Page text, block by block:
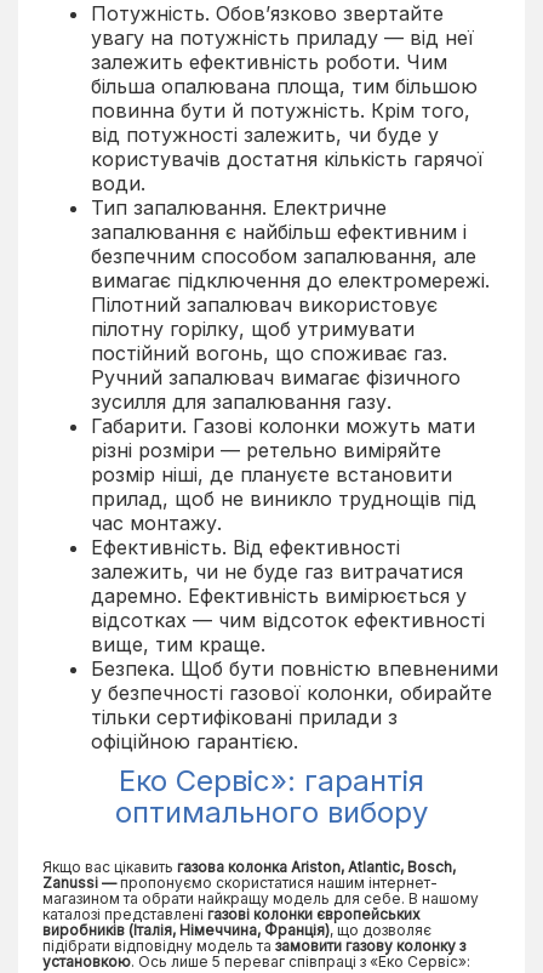
Потужність. Обов’язково звертайте
увагу на потужність приладу — від неї
залежить ефективність роботи. Чим
більша опалювана площа, тим більшою
повинна бути й потужність. Крім того,
від потужності залежить, чи буде у
користувачів достатня кількість гарячої
води.
Тип запалювання. Електричне
запалювання є найбільш ефективним і
безпечним способом запалювання, але
вимагає підключення до електромережі.
Пілотний запалювач використовує
пілотну горілку, щоб утримувати
постійний вогонь, що споживає газ.
Ручний запалювач вимагає фізичного
зусилля для запалювання газу.
Габарити. Газові колонки можуть мати
різні розміри — ретельно виміряйте
розмір ніші, де плануєте встановити
прилад, щоб не виникло труднощів під
час монтажу.
Ефективність. Від ефективності
залежить, чи не буде газ витрачатися
даремно. Ефективність вимірюється у
відсотках — чим відсоток ефективності
вище, тим краще.
Безпека. Щоб бути повністю впевненими
у безпечності газової колонки, обирайте
тільки сертифіковані прилади з
офіційною гарантією.
Еко Сервіс»: гарантія
оптимального вибору
Якщо вас цікавить газова колонка Ariston, Atlantic, Bosch,
Zanussi —пропонуємо скористатися нашим інтернет-
магазином та обрати найкращу модель для себе. В нашому
каталозі представлені газові колонки європейських
виробників (Італія, Німеччина, Франція), що дозволяє
підібрати відповідну модель та замовити газову колонку з
установкою. Ось лише 5 переваг співпраці з «Еко Сервіс»: